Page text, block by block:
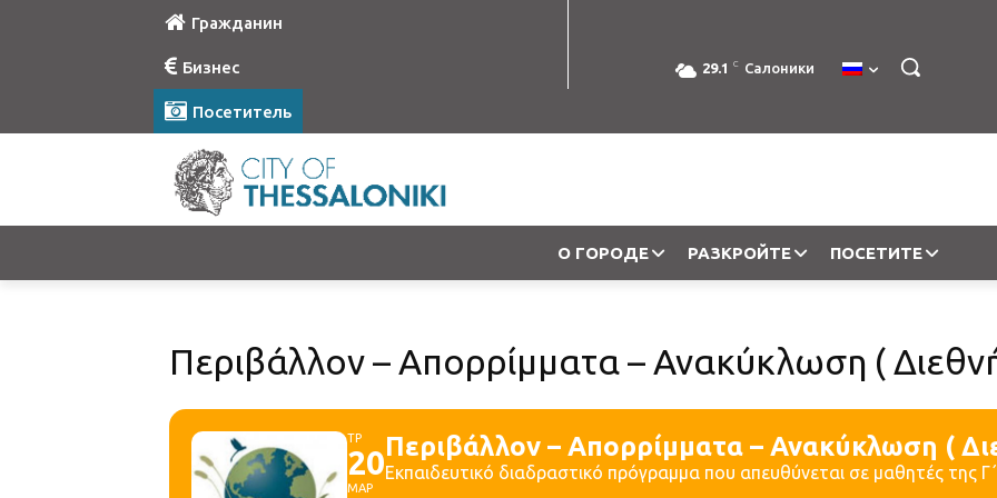
Гражданин
Бизнес
Посетитель
29.1 C Салоники
О ГОРОДЕ РАЗКРОЙТЕ ПОСЕТИТЕ
Περιβάλλον – Απορρίμματα – Ανακύκλωση (
ΤΡ
20
ΜΑΡ
Περιβάλλον – Απορρίμματα – Ανακύκλωση (
Εκπαιδευτικό διαδραστικό πρόγραμμα που απευθύνεται σε μαθητές της